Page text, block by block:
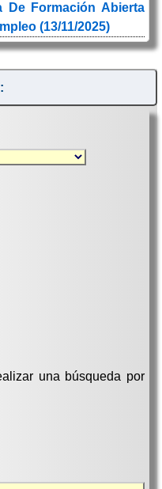
De Formación Abierta
(13/11/2025)
una búsqueda por